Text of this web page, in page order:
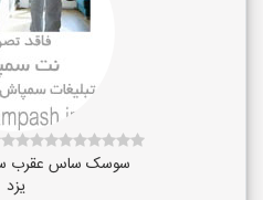
سوسک ساس عقرب
یزد